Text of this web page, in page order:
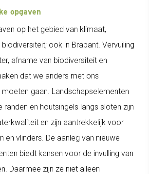
opgaven
op het gebied van klimaat,
ook in Brabant. Vervuiling
afname van biodiversiteit en
dat we anders met ons
gaan. Landschapselementen
en houtsingels langs sloten zijn
en zijn aantrekkelijk voor
en vlinders. De aanleg van nieuwe
biedt kansen voor de invulling van
Daarmee zijn ze niet alleen